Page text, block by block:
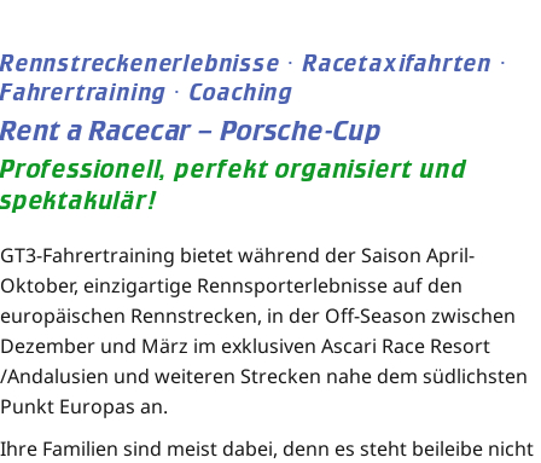
Rennstreckenerlebnisse · Racetaxifahrten ·
Fahrertraining · Coaching
Rent a Racecar – Porsche-Cup
Professionell, perfekt organisiert und
spektakulär!
GT3-Fahrertraining bietet während der Saison April-
Oktober, einzigartige Rennsporterlebnisse auf den
europäischen Rennstrecken, in der Off-Season zwischen
Dezember und März im exklusiven Ascari Race Resort
/Andalusien und weiteren Strecken nahe dem südlichsten
Punkt Europas an.
Ihre Familien sind meist dabei, denn es steht beileibe nicht